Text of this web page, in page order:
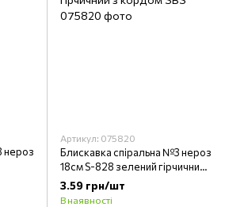
нероз
Артикул: 075820
Блискавка спіральна №3 нероз
18см S-828 зелений гірчичний з
кордом SBS
3.59 грн/шт
В наявності